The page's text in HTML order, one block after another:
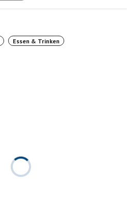
Essen & Trinken